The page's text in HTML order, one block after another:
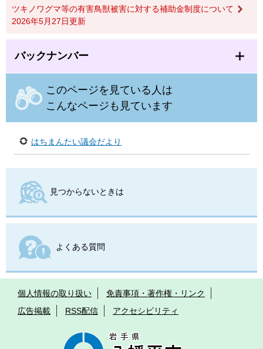
ツキノワグマ等の有害鳥獣被害に対する補助金制度について
2026年5月27日更新
バックナンバー
このページを見ている人は
こんなページも見ています
はちまんたい議会だより
見つからないときは
よくある質問
個人情報の取り扱い
免責事項・著作権・リンク
広告掲載
RSS配信 アクセシビリティ